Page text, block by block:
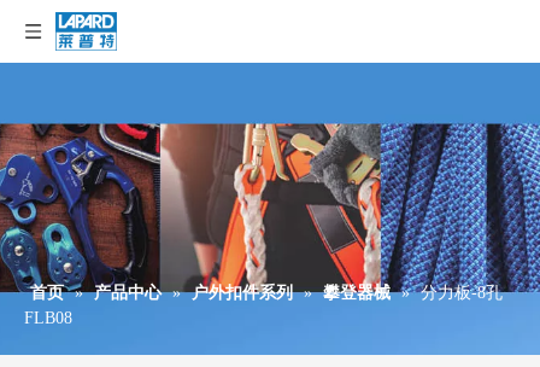
首页 » 产品中心 » 户外扣件系列 » 攀登器械 » 分力板-8孔
FLB08